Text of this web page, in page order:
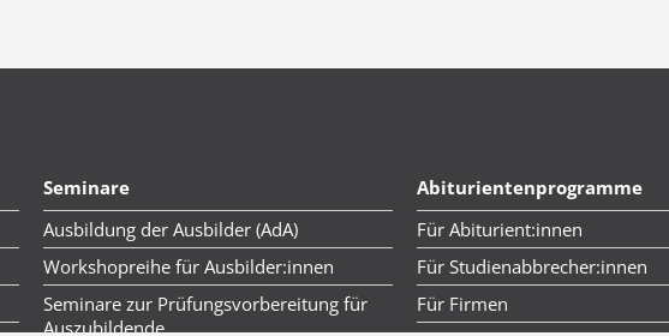
Seminare
Ausbildung der Ausbilder (AdA)
Workshopreihe für Ausbilder:innen
Seminare zur Prüfungsvorbereitung für
Auszubildende
Abiturientenprogramme
Für Abiturient:innen
Für Studienabbrecher:innen
Für Firmen